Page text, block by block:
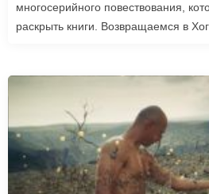
многосерийного повествования,
раскрыть книги. Возвращаемся в